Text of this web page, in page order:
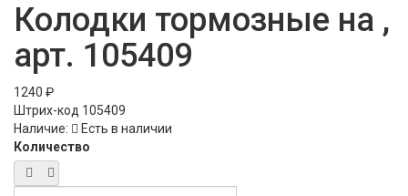
Колодки тормозные на ,
арт. 105409
1240 ₽
Штрих-код 105409
Наличие:
Есть в наличии
Количество